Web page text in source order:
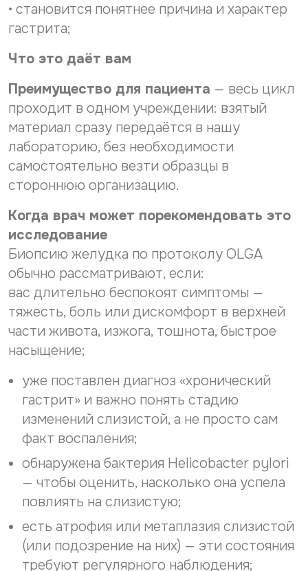
• становится понятнее причина и характер
гастрита;
Что это даёт вам
Преимущество для пациента — весь цикл
проходит в одном учреждении: взятый
материал сразу передаётся в нашу
лабораторию, без необходимости
самостоятельно везти образцы в
стороннюю организацию.
Когда врач может порекомендовать это
исследование
Биопсию желудка по протоколу OLGA
обычно рассматривают, если:
вас длительно беспокоят симптомы —
тяжесть, боль или дискомфорт в верхней
части живота, изжога, тошнота, быстрое
насыщение;
уже поставлен диагноз «хронический
гастрит» и важно понять стадию
изменений слизистой, а не просто сам
факт воспаления;
обнаружена бактерия Helicobacter pylori
— чтобы оценить, насколько она успела
повлиять на слизистую;
есть атрофия или метаплазия слизистой
(или подозрение на них) — эти состояния
требуют регулярного наблюдения;